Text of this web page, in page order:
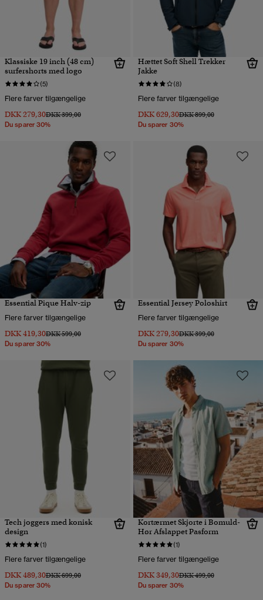
Klassiske 19 inch (48 cm)
surfershorts med logo
(5)
Flere farver tilgængelige
DKK 279,30Pris nedsat fra
DKK 399,00til
Du sparer 30%
Hættet Soft Shell Trekker
Jakke
(8)
Flere farver tilgængelige
DKK 629,30Pris nedsat fra
DKK 899,00til
Du sparer 30%
Essential Pique Halv-zip
Flere farver tilgængelige
DKK 419,30Pris nedsat fra
DKK 599,00til
Du sparer 30%
Essential Jersey Poloshirt
Flere farver tilgængelige
DKK 279,30Pris nedsat fra
DKK 399,00til
Du sparer 30%
Tech joggers med konisk
design
(1)
Flere farver tilgængelige
DKK 489,30Pris nedsat fra
DKK 699,00til
Du sparer 30%
Kortærmet Skjorte i Bomuld-
Hør Afslappet Pasform
(1)
Flere farver tilgængelige
DKK 349,30Pris nedsat fra
DKK 499,00til
Du sparer 30%